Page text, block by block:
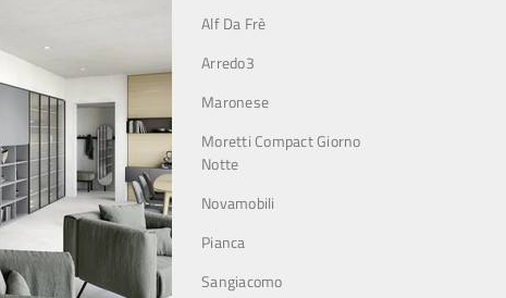
Alf Da Frè
Arredo3
Maronese
Moretti Compact Giorno
Notte
Novamobili
Pianca
Sangiacomo